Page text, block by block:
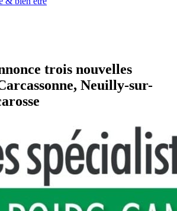
trois nouvelles
Neuilly-sur-